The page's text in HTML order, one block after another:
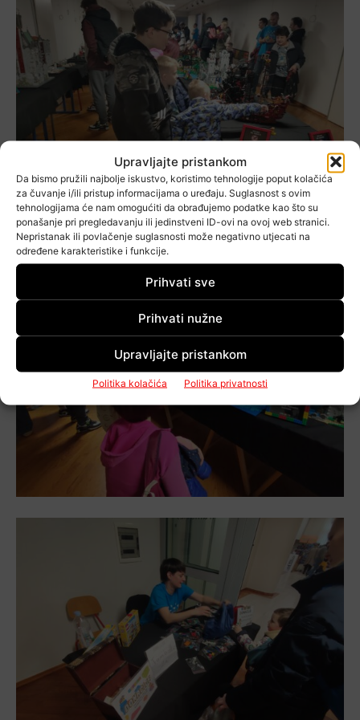
Upravljajte pristankom
Da bismo pružili najbolje iskustvo, koristimo tehnologije poput kolačića
za čuvanje i/ili pristup informacijama o uređaju. Suglasnost s ovim
tehnologijama će nam omogućiti da obrađujemo podatke kao što su
ponašanje pri pregledavanju ili jedinstveni ID-ovi na ovoj web stranici.
Nepristanak ili povlačenje suglasnosti može negativno utjecati na
određene karakteristike i funkcije.
Prihvati sve
Prihvati nužne
Upravljajte pristankom
Politika kolačića Politika privatnosti